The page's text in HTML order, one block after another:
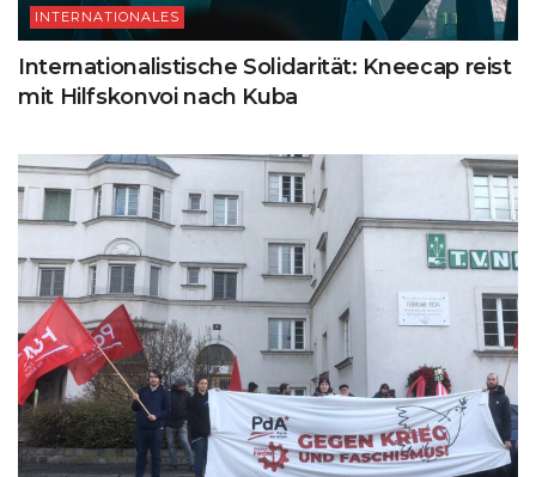
INTERNATIONALES
Internationalistische Solidarität: Kneecap reist
mit Hilfskonvoi nach Kuba